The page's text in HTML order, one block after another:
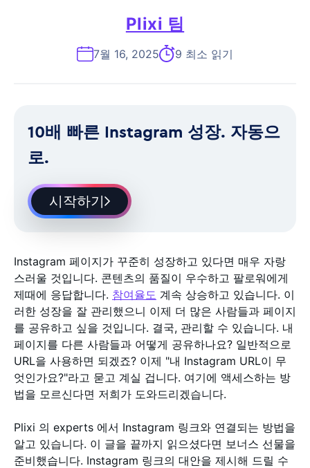
Plixi 팀
7월 16, 2025 9 최소 읽기
10배 빠른 Instagram 성장. 자동으
로.
시작하기
Instagram 페이지가 꾸준히 성장하고 있다면 매우 자랑
스러울 것입니다. 콘텐츠의 품질이 우수하고 팔로워에게
제때에 응답합니다. 참여율도 계속 상승하고 있습니다. 이
러한 성장을 잘 관리했으니 이제 더 많은 사람들과 페이지
를 공유하고 싶을 것입니다. 결국, 관리할 수 있습니다. 내
페이지를 다른 사람들과 어떻게 공유하나요? 일반적으로
URL을 사용하면 되겠죠? 이제 "내 Instagram URL이 무
엇인가요?"라고 묻고 계실 겁니다. 여기에 액세스하는 방
법을 모르신다면 저희가 도와드리겠습니다.
Plixi 의 experts 에서 Instagram 링크와 연결되는 방법을
알고 있습니다. 이 글을 끝까지 읽으셨다면 보너스 선물을
준비했습니다. Instagram 링크의 대안을 제시해 드릴 수